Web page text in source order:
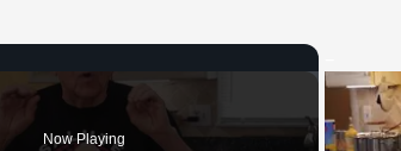
Now Playing